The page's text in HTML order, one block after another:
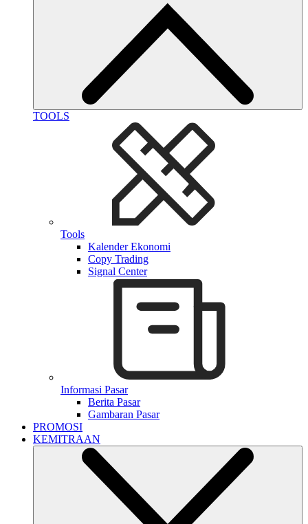
TOOLS
Tools
Kalender Ekonomi
Copy Trading
Signal Center
Informasi Pasar
Berita Pasar
Gambaran Pasar
PROMOSI
KEMITRAAN